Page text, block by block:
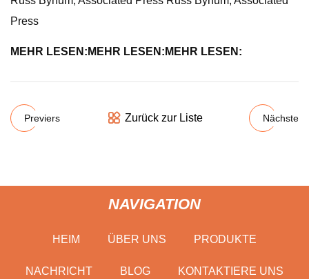
Press
MEHR LESEN: MEHR LESEN: MEHR LESEN:
Previers Zurück zur Liste Nächste
NAVIGATION
HEIM ÜBER UNS PRODUKTE
NACHRICHT BLOG KONTAKTIERE UNS